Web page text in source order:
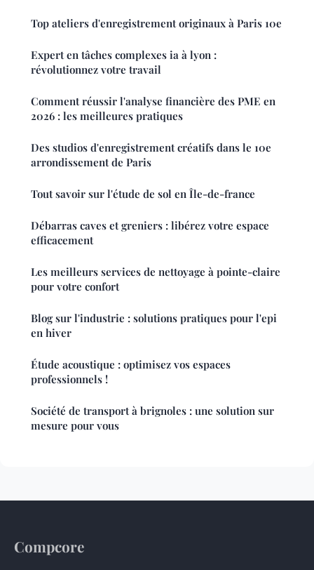
Top ateliers d'enregistrement originaux à Paris 10e
Expert en tâches complexes ia à lyon :
révolutionnez votre travail
Comment réussir l'analyse financière des PME en
2026 : les meilleures pratiques
Des studios d'enregistrement créatifs dans le 10e
arrondissement de Paris
Tout savoir sur l'étude de sol en Île-de-france
Débarras caves et greniers : libérez votre espace
efficacement
Les meilleurs services de nettoyage à pointe-claire
pour votre confort
Blog sur l'industrie : solutions pratiques pour l'epi
en hiver
Étude acoustique : optimisez vos espaces
professionnels !
Société de transport à brignoles : une solution sur
mesure pour vous
Compcore